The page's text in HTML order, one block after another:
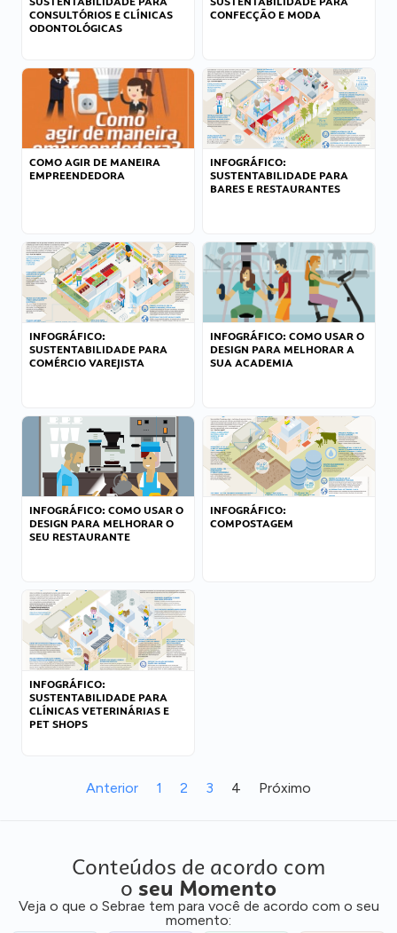
CONSULTÓRIOS E CLÍNICAS
ODONTOLÓGICAS
CONFECÇÃO E MODA
COMO AGIR DE MANEIRA
EMPREENDEDORA
INFOGRÁFICO:
SUSTENTABILIDADE PARA
BARES E RESTAURANTES
INFOGRÁFICO:
SUSTENTABILIDADE PARA
COMÉRCIO VAREJISTA
INFOGRÁFICO: COMO USAR O
DESIGN PARA MELHORAR A
SUA ACADEMIA
INFOGRÁFICO: COMO USAR O
DESIGN PARA MELHORAR O
SEU RESTAURANTE
INFOGRÁFICO:
COMPOSTAGEM
INFOGRÁFICO:
SUSTENTABILIDADE PARA
CLÍNICAS VETERINÁRIAS E
PET SHOPS
Anterior 1 2 3 4 Próximo
Conteúdos de acordo com
o seu Momento
Veja o que o Sebrae tem para você de acordo com o seu
momento: